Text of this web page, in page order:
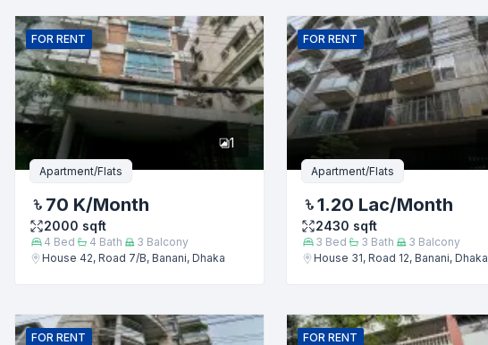
ইমেইল
ফোন নম্বর
জমা দিন
FOR RENT
1
Apartment/Flats
70 K/Month
2000 sqft
4 Bed 4 Bath 3 Balcony
House 42, Road 7/B, Banani, Dhaka
FOR RENT
Apartment/Flats
1.20 Lac/Month
2430 sqft
3 Bed 3 Bath 3 Balcony
House 31, Road 12, Banani, Dhaka
FOR RENT FOR RENT